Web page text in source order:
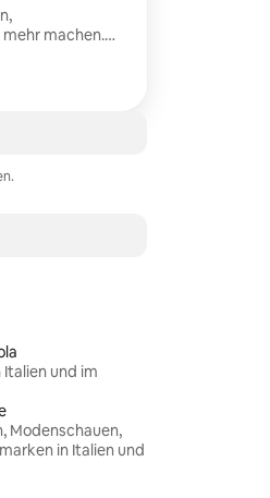
machen.
noch ruhig
sind.
Italien und im
Modenschauen,
in Italien und